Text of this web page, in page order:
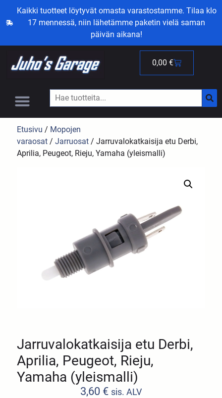
Kaikki tuotteet löytyvät omasta varastostamme. Tilaa klo
17 mennessä, niin lähetämme paketin vielä saman
päivän aikana!
0,00 €
Etusivu / Mopojen
varaosat /Jarruosat / Jarruvalokatkaisija etu Derbi,
Aprilia, Peugeot, Rieju, Yamaha (yleismalli)
Jarruvalokatkaisija etu Derbi,
Aprilia, Peugeot, Rieju,
Yamaha (yleismalli)
3,60 € sis. ALV